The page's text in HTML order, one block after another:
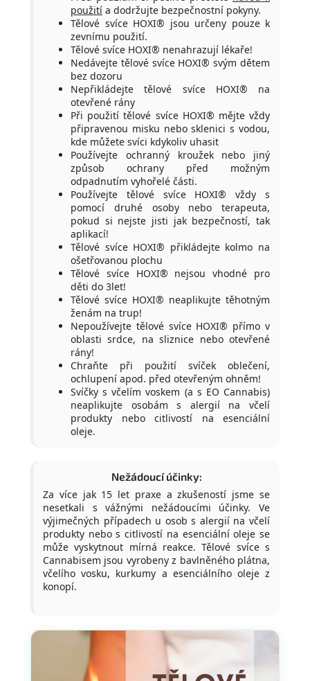
použití a dodržujte bezpečnostní pokyny.
Tělové svíce HOXI® jsou určeny pouze k
zevnímu použití.
Tělové svíce HOXI® nenahrazují lékaře!
Nedávejte tělové svíce HOXI® svým dětem
bez dozoru
Nepřikládejte tělové svíce HOXI® na
otevřené rány
Při použití tělové svíce HOXI® mějte vždy
připravenou misku nebo sklenici s vodou,
kde můžete svíci kdykoliv uhasit
Používejte ochranný kroužek nebo jiný
způsob ochrany před možným
odpadnutím vyhořelé části.
Používejte tělové svíce HOXI® vždy s
pomocí druhé osoby nebo terapeuta,
pokud si nejste jisti jak bezpečností, tak
aplikací!
Tělové svíce HOXI® přikládejte kolmo na
ošetřovanou plochu
Tělové svíce HOXI® nejsou vhodné pro
děti do 3let!
Tělové svíce HOXI® neaplikujte těhotným
ženám na trup!
Nepoužívejte tělové svíce HOXI® přímo v
oblasti srdce, na sliznice nebo otevřené
rány!
Chraňte při použití svíček oblečení,
ochlupení apod. před otevřeným ohněm!
Svíčky s včelím voskem (a s EO Cannabis)
neaplikujte osobám s alergií na včelí
produkty nebo citlivostí na esenciální
oleje.
Nežádoucí účinky:
Za více jak 15 let praxe a zkušeností jsme se
nesetkali s vážnými nežádoucími účinky. Ve
výjimečných případech u osob s alergií na včelí
produkty nebo s citlivostí na esenciální oleje se
může vyskytnout mírná reakce. Tělové svíce s
Cannabisem jsou vyrobeny z bavlněného plátna,
včelího vosku, kurkumy a esenciálního oleje z
konopí.